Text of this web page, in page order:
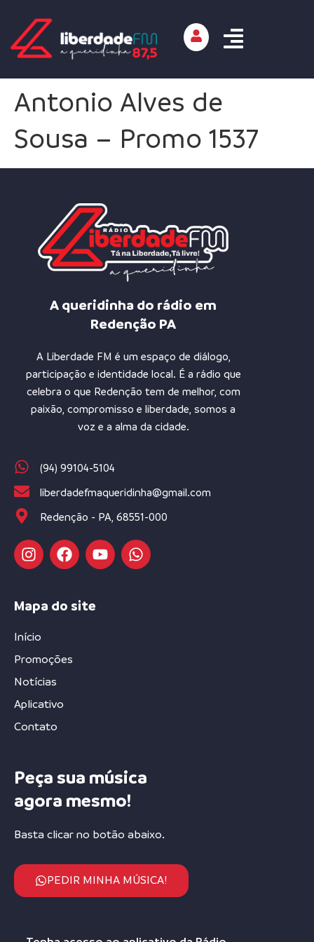
Antonio Alves de
Sousa – Promo 1537
A queridinha do rádio em
Redenção PA
A Liberdade FM é um espaço de diálogo,
participação e identidade local. É a rádio que
celebra o que Redenção tem de melhor, com
paixão, compromisso e liberdade, somos a
voz e a alma da cidade.
(94) 99104-5104
liberdadefmaqueridinha@gmail.com
Redenção - PA, 68551-000
Mapa do site
Início
Promoções
Notícias
Aplicativo
Contato
Peça sua música
agora mesmo!
Basta clicar no botão abaixo.
PEDIR MINHA MÚSICA!